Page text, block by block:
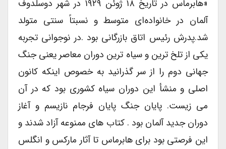
«هابرماس در تاریخ ۱۸ ژوئن ۱۹۲۹ در شهر دوسلدوف
آلمان در خانواده‌ای متوسط و نسبتاً سنتی متولد
شد.پدرش رئیس اتاق بازرگانی بود .در نوجوانی تجربه
یکی از تلخ ترین و سیاه ترین دوران معاصر یعنی جنگ
جهانی دوم را از سر گذرانید به خصوص اینکه کانون
اصلی و منشأ این دوران سیاه کشوری بود که در آن
می زیست. پایان جنگ پایان فرجام نازیسم و آغاز
دوران جدید آلمان بود . کتاب های ممنوعه آزاد شدند و
این فرصتی بود برای هابرماس تا آثار مارکس و انگلس